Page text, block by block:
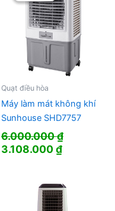
Quạt điều hòa
Máy làm mát không khí
Sunhouse SHD7757
6.000.000₫
Giá
6.000.000 ₫.
3.108.000₫Giá
là: